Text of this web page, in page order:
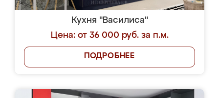
Кухня "Василиса"
Цена: от 36 000 руб. за п.м.
ПОДРОБНЕЕ